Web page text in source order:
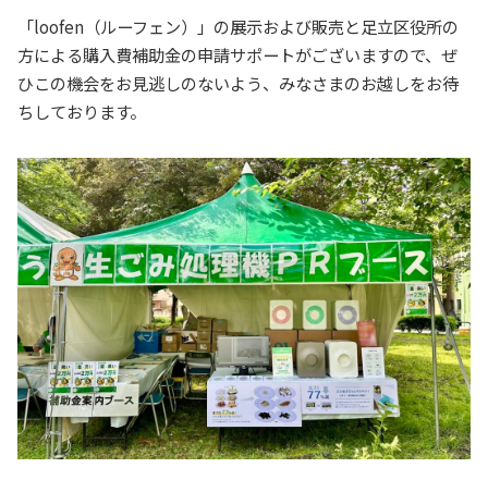
「loofen（ルーフェン）」の展示および販売と足立区役所の
方による購入費補助金の申請サポートがございますので、ぜ
ひこの機会をお見逃しのないよう、みなさまのお越しをお待
ちしております。